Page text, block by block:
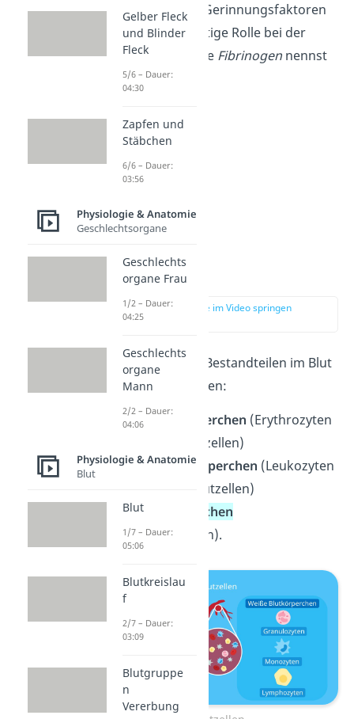
Blutplasma ohne Gerinnungsfaktoren
(spielen eine wichtige Rolle bei der
Blutgerinnung) wie Fibrinogen nennst
Blutserum
Blutzellen
zur Stelle im Video springen
Zu den zellulären Bestandteilen im Blut
zählen drei Zelltypen:
roteBlutkörperchen (Erythrozyten
oder rote Blutzellen)
weißeBlutkörperchen (Leukozyten
oder weiße Blutzellen)
und
Blutplättchen
(Thrombozyten).
Gelber Fleck
und Blinder
Fleck
5/6 – Dauer:
04:30
Zapfen und
Stäbchen
6/6 – Dauer:
03:56
Physiologie & Anatomie
Geschlechtsorgane
Geschlechts
organe Frau
1/2 – Dauer:
04:25
Geschlechts
organe
Mann
2/2 – Dauer:
04:06
Physiologie & Anatomie
Blut
Blut
1/7 – Dauer:
05:06
Blutkreislau
f
2/7 – Dauer:
03:09
Blutgruppe
n
Vererbung